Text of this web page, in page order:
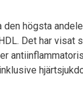
den högsta
Det har visat